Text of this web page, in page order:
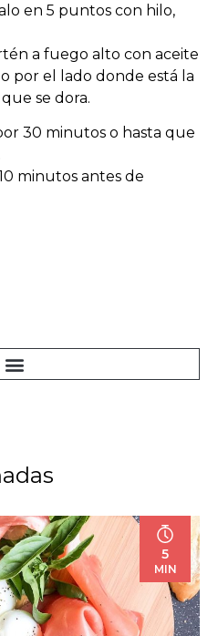
en 5 puntos con hilo,
a fuego alto con aceite
por el lado donde está la
se dora.
30 minutos o hasta que
minutos antes de
5
MIN